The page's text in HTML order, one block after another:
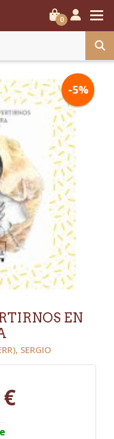
0
-5%
EN
SERGIO